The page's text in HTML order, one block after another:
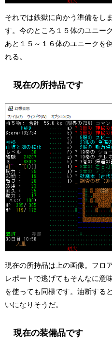
それでは鉄獄に向かう準備をし
す。今のところ１５体のユニー
あと１５～１６体のユニークを
れる。
現在の所持品です
現在の所持品は上の画像。フロ
レポートで逃げてもそんなに意
を使っても同様です。油断する
いになりそうだ。
現在の装備品です